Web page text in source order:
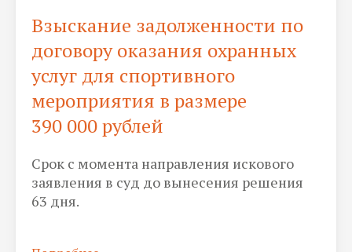
Взыскание задолженности по
договору оказания охранных
услуг для спортивного
мероприятия в размере
390 000 рублей
Срок с момента направления искового
заявления в суд до вынесения решения
63 дня.